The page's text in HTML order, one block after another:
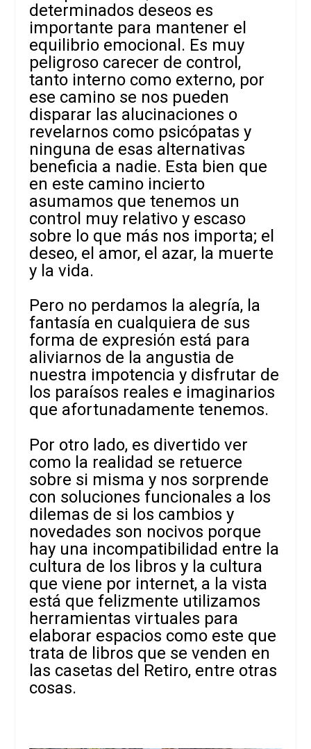
determinados deseos es
importante para mantener el
equilibrio emocional. Es muy
peligroso carecer de control,
tanto interno como externo, por
ese camino se nos pueden
disparar las alucinaciones o
revelarnos como psicópatas y
ninguna de esas alternativas
beneficia a nadie. Esta bien que
en este camino incierto
asumamos que tenemos un
control muy relativo y escaso
sobre lo que más nos importa; el
deseo, el amor, el azar, la muerte
y la vida.
Pero no perdamos la alegría, la
fantasía en cualquiera de sus
forma de expresión está para
aliviarnos de la angustia de
nuestra impotencia y disfrutar de
los paraísos reales e imaginarios
que afortunadamente tenemos.
Por otro lado, es divertido ver
como la realidad se retuerce
sobre si misma y nos sorprende
con soluciones funcionales a los
dilemas de si los cambios y
novedades son nocivos porque
hay una incompatibilidad entre la
cultura de los libros y la cultura
que viene por internet, a la vista
está que felizmente utilizamos
herramientas virtuales para
elaborar espacios como este que
trata de libros que se venden en
las casetas del Retiro, entre otras
cosas.